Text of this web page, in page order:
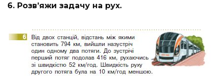
6. Розв’яжи задачу на рух.